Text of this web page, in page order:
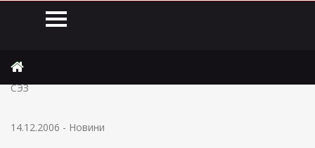
Правительство расширило круг инвесторов под реализацию
СЭЗ
14.12.2006 - Новини